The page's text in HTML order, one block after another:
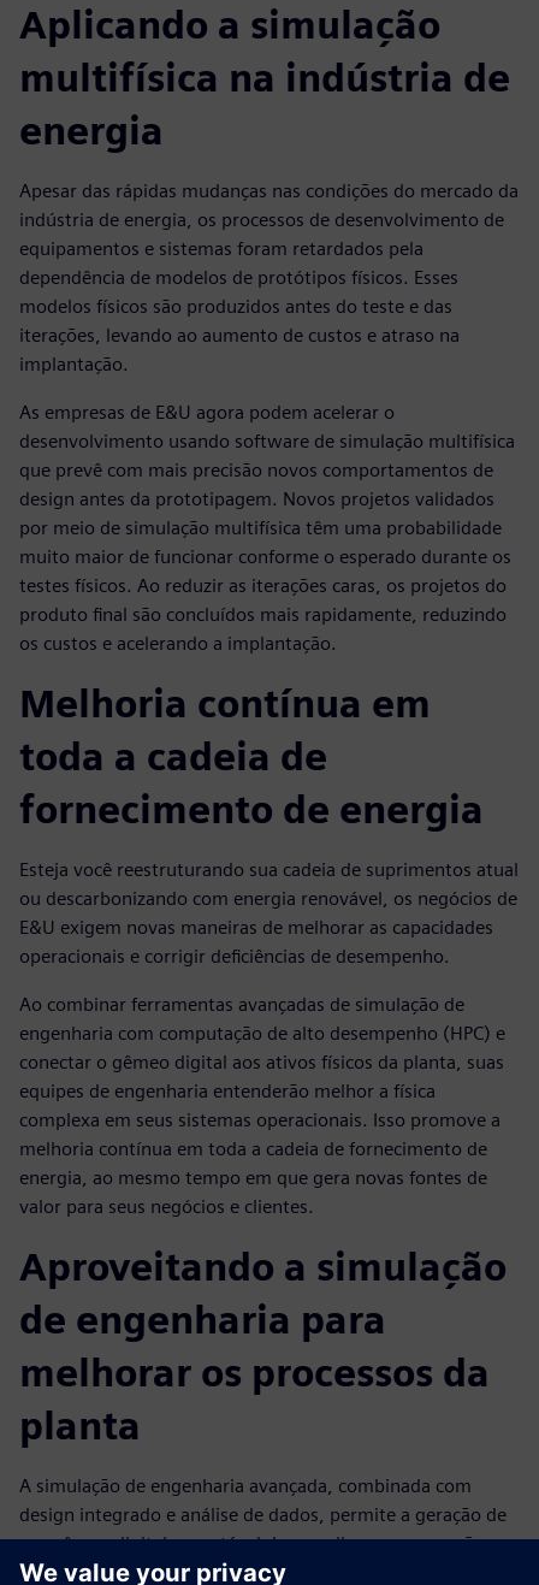
Aplicando a simulação
multifísica na indústria de
energia
Apesar das rápidas mudanças nas condições do mercado da
indústria de energia, os processos de desenvolvimento de
equipamentos e sistemas foram retardados pela
dependência de modelos de protótipos físicos. Esses
modelos físicos são produzidos antes do teste e das
iterações, levando ao aumento de custos e atraso na
implantação.
As empresas de E&U agora podem acelerar o
desenvolvimento usando software de simulação multifísica
que prevê com mais precisão novos comportamentos de
design antes da prototipagem. Novos projetos validados
por meio de simulação multifísica têm uma probabilidade
muito maior de funcionar conforme o esperado durante os
testes físicos. Ao reduzir as iterações caras, os projetos do
produto final são concluídos mais rapidamente, reduzindo
os custos e acelerando a implantação.
Melhoria contínua em
toda a cadeia de
fornecimento de energia
Esteja você reestruturando sua cadeia de suprimentos atual
ou descarbonizando com energia renovável, os negócios de
E&U exigem novas maneiras de melhorar as capacidades
operacionais e corrigir deficiências de desempenho.
Ao combinar ferramentas avançadas de simulação de
engenharia com computação de alto desempenho (HPC) e
conectar o gêmeo digital aos ativos físicos da planta, suas
equipes de engenharia entenderão melhor a física
complexa em seus sistemas operacionais. Isso promove a
melhoria contínua em toda a cadeia de fornecimento de
energia, ao mesmo tempo em que gera novas fontes de
valor para seus negócios e clientes.
Aproveitando a simulação
de engenharia para
melhorar os processos da
planta
A simulação de engenharia avançada, combinada com
design integrado e análise de dados, permite a geração de
um gêmeo digital executável. Isso melhora as operações,
ajudando sua equipe a prever e otimizar melhor o